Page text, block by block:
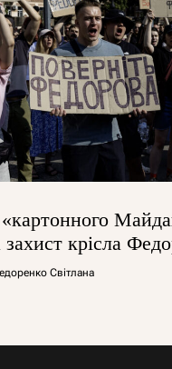
захист крісла
Світлана